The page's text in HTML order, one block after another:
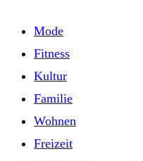
Mode
Fitness
Kultur
Familie
Wohnen
Freizeit